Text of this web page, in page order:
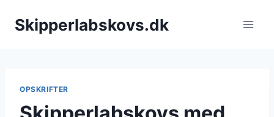
Skipperlabskovs.dk
OPSKRIFTER